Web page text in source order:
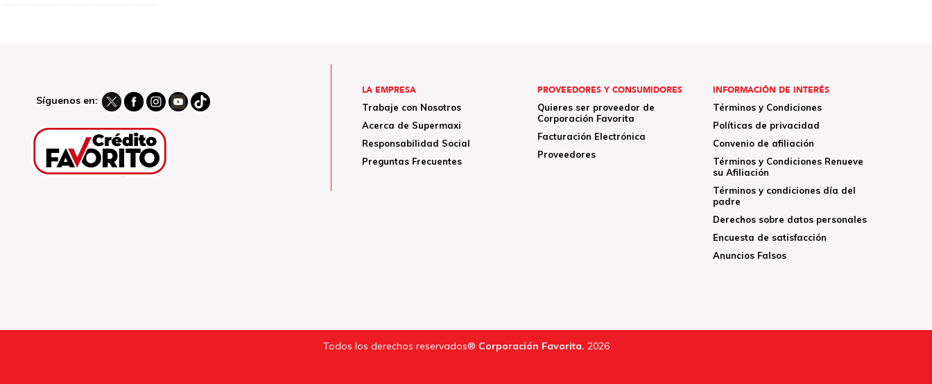
Síguenos en:
LA EMPRESA
Trabaje con Nosotros
Acerca de Supermaxi
Responsabilidad Social
Preguntas Frecuentes
PROVEEDORES Y CONSUMIDORES
Quieres ser proveedor de
Corporación Favorita
Facturación Electrónica
Proveedores
INFORMACIÓN DE INTERÉS
Términos y Condiciones
Políticas de privacidad
Convenio de afiliación
Términos y Condiciones Renueve
su Afiliación
Términos y condiciones día del
padre
Derechos sobre datos personales
Encuesta de satisfacción
Anuncios Falsos
Todos los derechos reservados® Corporación Favorita. 2026